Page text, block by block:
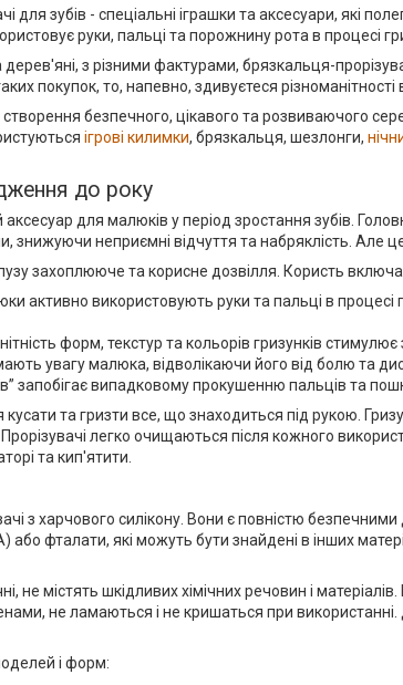
для зубів - спеціальні іграшки та аксесуари, які
руки, пальці та порожнину рота в процесі
дерев'яні, з різними фактурами, брязкальця-
покупок, то, напевно, здивуєтеся різноманітності
створення безпечного, цікавого та розвиваючого
ігрові килимки, брязкальця, шезлонги,
до року
аксесуар для малюків у період зростання зубів.
неприємні відчуття та набряклість. Але
захоплююче та корисне дозвілля. Користь
активно використовують руки та пальці в
форм, текстур та кольорів гризунків
увагу малюка, відволікаючи його від болю та
запобігає випадковому прокушенню пальців та
та гризти все, що знаходиться під рукою.
легко очищаються після кожного
та кип'ятити.
з харчового силікону. Вони є повністю безпечними
фталати, які можуть бути знайдені в інших
не містять шкідливих хімічних речовин і
не ламаються і не кришаться при
і форм: